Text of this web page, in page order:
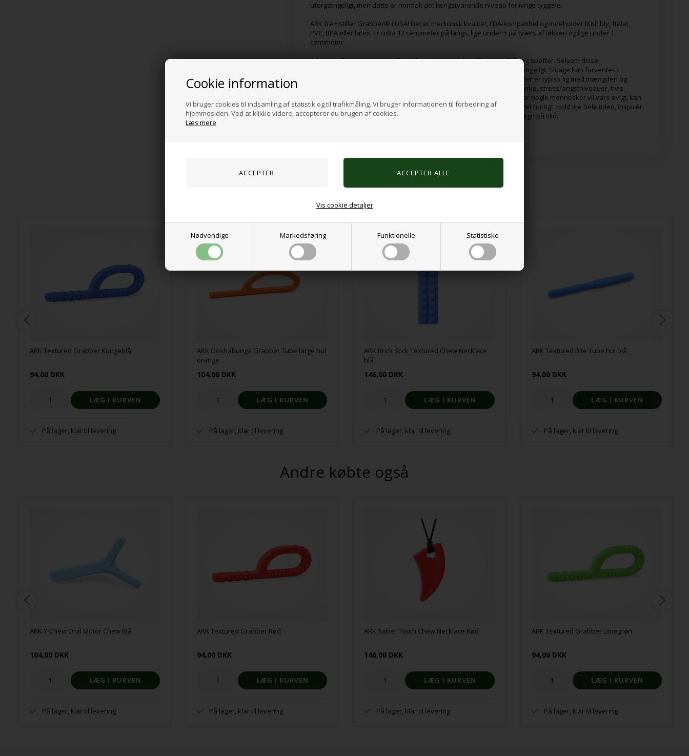
Cookie information
Vi bruger cookies til indsamling af statistik og til trafikmåling. Vi bruger informationen til forbedring af
hjemmesiden. Ved at klikke videre, accepterer du brugen af cookies.
Læs mere
Nødvendige Markedsføring Funktionelle Statistiske
Vis cookie detaljer
uforgængeligt, men dette er normalt det længstvarende niveau for ivrige tyggere.
ARK fremstiller Grabber® i USA! Det er medicinsk kvalitet, FDA-kompatibel og indeholder IKKE bly, ftalat,
PVC, BPA eller latex. Er cirka 12 centimeter på langs, lige under 5 på tværs af løkken og lige under 1
centimeter.
Advarsel: Dette produkt er ikke et legetøj. Anbefales til børn fra 3 år og opefter. Selvom disse
tyggeredskaber er robuste og holdbare, er intet tyggeværktøj uforgængeligt. Slitage kan forventes i
betragtning af arten af den påtænkte anvendelse. Hvor længe de varer er typisk lig med mængden og
intensiteten af tygningen, såvel som andre variabler (såsom kæbestyrke, stress/angstniveauer, hvis
andre sensoriske strategier er på plads osv). Mens et tyggeværktøj for nogle mennesker vil vare evigt, kan
de for andre med tunge/aggressive orale behov gå igennem det meget hurtigt. Hold øje hele tiden, inspicér
tyggetøjet regelmæssigt, og udskift om nødvendigt, hvis varen viser tegn på slid.
Alternative produkter
ARK Textured Grabber Kongeblå
94,00 DKK
På lager, klar til levering
ARK Goshabunga Grabber Tube large hul
orange
104,00 DKK
På lager, klar til levering
ARK Brick Stick Textured Chew Necklace
blå
146,00 DKK
På lager, klar til levering
ARK Textured Bite Tube hul blå
94,00 DKK
På lager, klar til levering
Andre købte også
ARK Y-Chew Oral Motor Chew Blå
104,00 DKK
På lager, klar til levering
ARK Textured Grabber Rød
94,00 DKK
På lager, klar til levering
ARK Saber Tooth Chew Necklace Rød
146,00 DKK
På lager, klar til levering
ARK Textured Grabber Limegrøn
94,00 DKK
På lager, klar til levering